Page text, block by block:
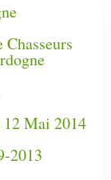
Mai 2014
2013